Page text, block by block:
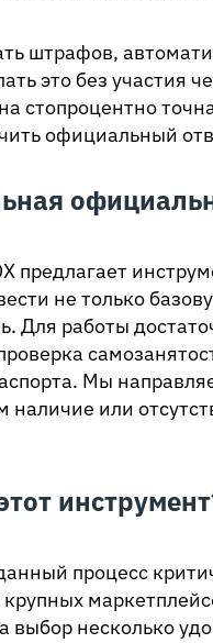
штрафов,
это без участия
стопроцентно
официальный
предлагает
не только
Для работы
Мы
наличие или
процесс
крупных
выбор несколько